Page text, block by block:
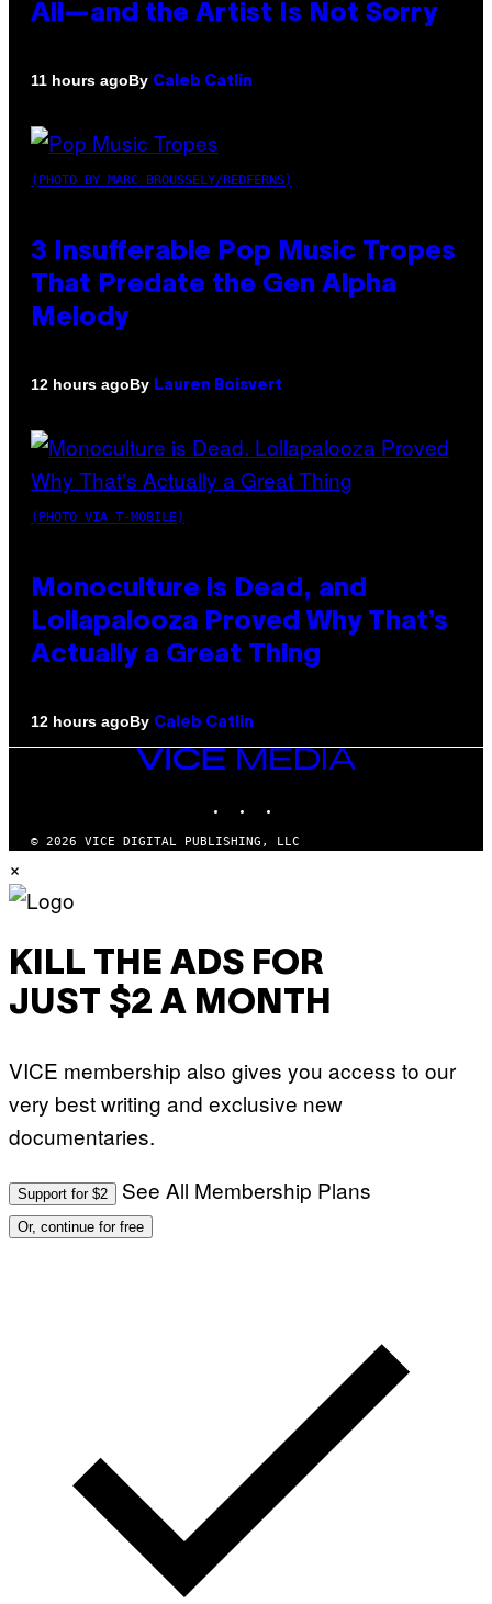
All—and the Artist Is Not Sorry
11 hours agoBy Caleb Catlin
(PHOTO BY MARC BROUSSELY/REDFERNS)
3 Insufferable Pop Music Tropes
That Predate the Gen Alpha
Melody
12 hours agoBy Lauren Boisvert
(PHOTO VIA T-MOBILE)
Monoculture is Dead, and
Lollapalooza Proved Why That’s
Actually a Great Thing
12 hours agoBy Caleb Catlin
VICE
MEDIA
© 2026 VICE DIGITAL PUBLISHING, LLC
×
KILL THE ADS FOR
JUST $2 A MONTH
VICE membership also gives you access to our
very best writing and exclusive new
documentaries.
Support for $2 See All Membership Plans
Or, continue for free